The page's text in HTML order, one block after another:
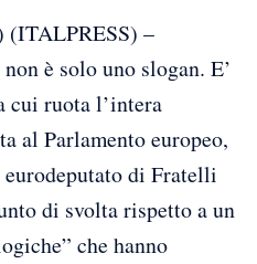
–
è solo uno slogan. E’
cui ruota l’intera
al Parlamento europeo,
di Fratelli
di svolta rispetto a un
che hanno